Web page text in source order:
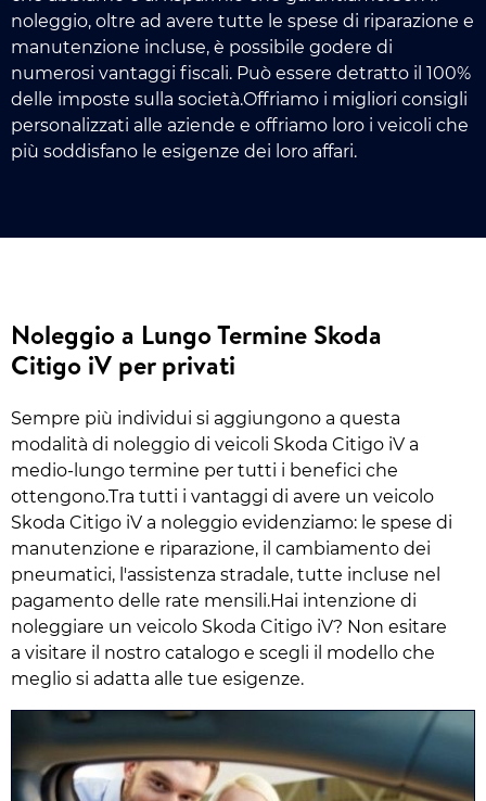
noleggio, oltre ad avere tutte le spese di riparazione e
manutenzione incluse, è possibile godere di
numerosi vantaggi fiscali. Può essere detratto il 100%
delle imposte sulla società.Offriamo i migliori consigli
personalizzati alle aziende e offriamo loro i veicoli che
più soddisfano le esigenze dei loro affari.
Noleggio a Lungo Termine Skoda
Citigo iV per privati
Sempre più individui si aggiungono a questa
modalità di noleggio di veicoli Skoda Citigo iV a
medio-lungo termine per tutti i benefici che
ottengono.Tra tutti i vantaggi di avere un veicolo
Skoda Citigo iV a noleggio evidenziamo: le spese di
manutenzione e riparazione, il cambiamento dei
pneumatici, l'assistenza stradale, tutte incluse nel
pagamento delle rate mensili.Hai intenzione di
noleggiare un veicolo Skoda Citigo iV? Non esitare
a visitare il nostro catalogo e scegli il modello che
meglio si adatta alle tue esigenze.